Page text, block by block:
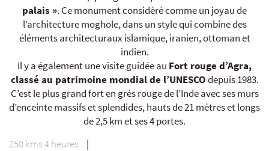
palais ». Ce monument considéré comme un joyau de
l’architecture moghole, dans un style qui combine des
éléments architecturaux islamique, iranien, ottoman et
indien.
Il y a également une visite guidée au Fort rouge d’Agra,
classé au patrimoine mondial de l’UNESCOdepuis 1983.
C’est le plus grand fort en grès rouge de l’Inde avec ses murs
d’enceinte massifs et splendides, hauts de 21 mètres et longs
de 2,5 km et ses 4 portes.
250 kms 4 heures
|